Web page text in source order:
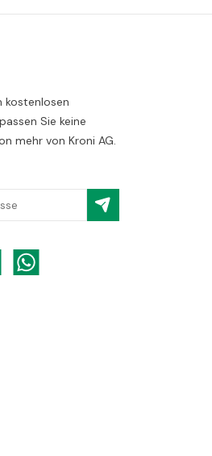
kostenlosen
Sie keine
mehr von Kroni AG.